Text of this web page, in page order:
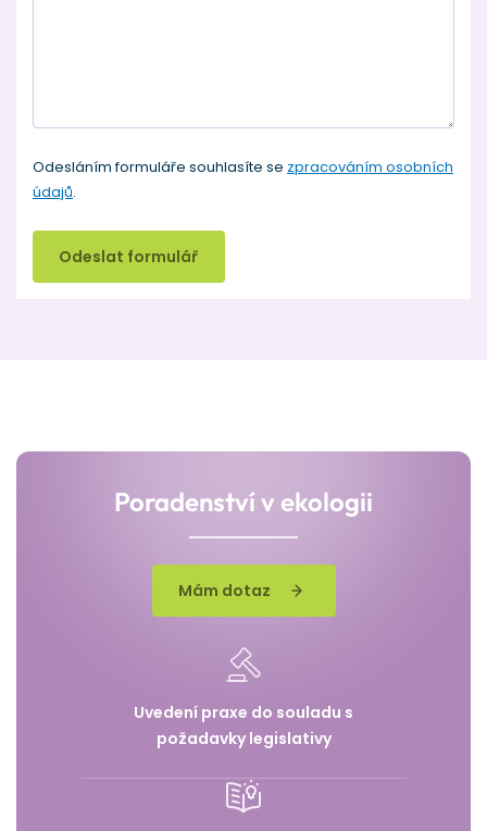
Odesláním formuláře souhlasíte se zpracováním osobních
údajů.
Odeslat formulář
Poradenství v ekologii
Mám dotaz
Uvedení praxe do souladu s
požadavky legislativy